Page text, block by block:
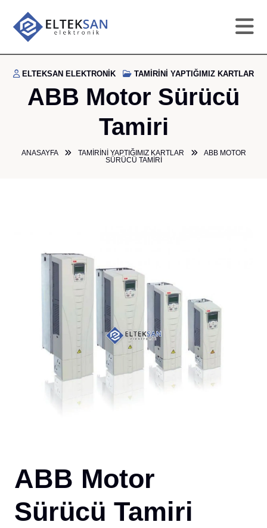
ELTEKSAN ELEKTRONIK TAMIRINI YAPTIĞIMIZ KARTLAR
ABB Motor Sürücü
Tamiri
ANASAYFA TAMIRINI YAPTIĞIMIZ KARTLAR
ABB MOTOR
SÜRÜCÜ TAMIRI
ABB Motor
Sürücü Tamiri